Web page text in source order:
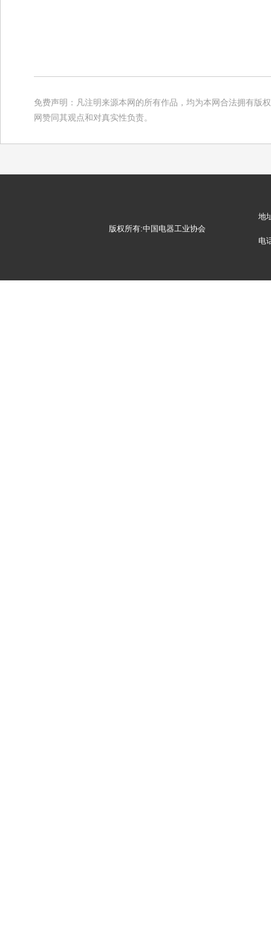
免费声明：凡注明来源本网的所有作品，均为本网合法拥有版
网赞同其观点和对真实性负责。
版权所有:中国电器工业协会
地
电